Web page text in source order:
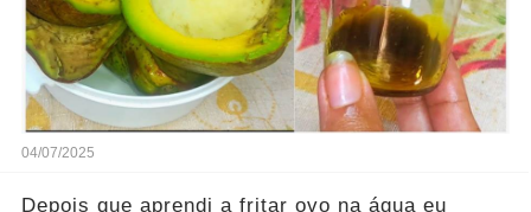
04/07/2025
Depois que aprendi a fritar ovo na água eu